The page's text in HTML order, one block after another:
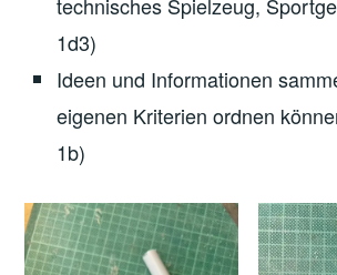
technisches Spielzeug,
1d3)
Ideen und Informationen
eigenen Kriterien ordnen
1b)